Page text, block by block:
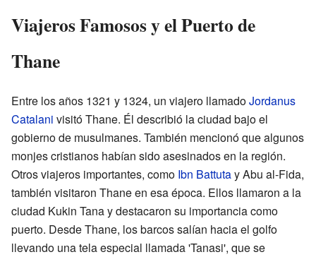
Viajeros Famosos y el Puerto de
Thane
Entre los años 1321 y 1324, un viajero llamadoJordanus
Catalani visitó Thane. Él describió la ciudad bajo el
gobierno de musulmanes. También mencionó que algunos
monjes cristianos habían sido asesinados en la región.
Otros viajeros importantes, como Ibn Battutay Abu al-Fida,
también visitaron Thane en esa época. Ellos llamaron a la
ciudad Kukin Tana y destacaron su importancia como
puerto. Desde Thane, los barcos salían hacia el golfo
llevando una tela especial llamada 'Tanasi', que se